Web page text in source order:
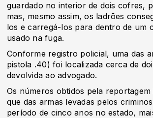
guardado no interior de dois cofres,
mas, mesmo assim, os ladrões
los e carregá-los para dentro de um
usado na fuga.
Conforme registro policial, uma das
pistola .40) foi localizada cerca de
devolvida ao advogado.
Os números obtidos pela reportagem
que das armas levadas pelos
período de cinco anos no estado,